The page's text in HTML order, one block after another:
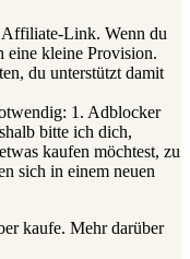
Affiliate-Link. Wenn du
eine kleine Provision.
du unterstützt damit
1. Adblocker
bitte ich dich,
kaufen möchtest, zu
sich in einem neuen
kaufe. Mehr darüber